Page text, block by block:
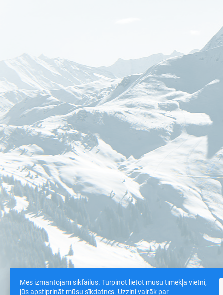
Mēs izmantojam sīkfailus. Turpinot lietot mūsu tīmekļa vietni,
jūs apstiprināt mūsu sīkdatnes. Uzzini vairāk par